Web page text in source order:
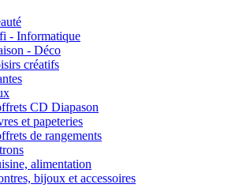
- Informatique
- Déco
créatifs
CD Diapason
et papeteries
de rangements
alimentation
bijoux et accessoires